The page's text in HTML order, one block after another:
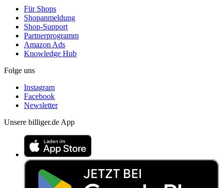
Für Shops
Shopanmeldung
Shop-Support
Partnerprogramm
Amazon Ads
Knowledge Hub
Folge uns
Instagram
Facebook
Newsletter
Unsere billiger.de App